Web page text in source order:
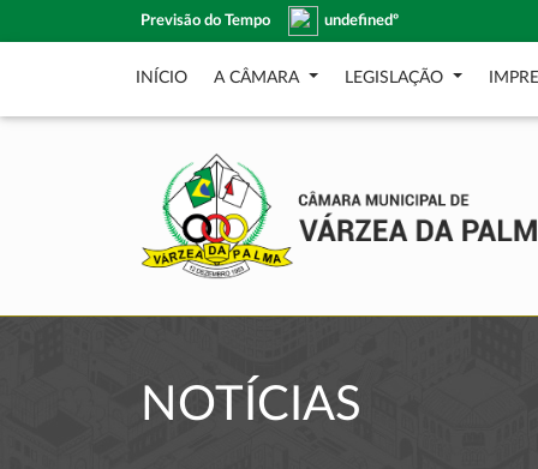
Previsão do Tempo undefinedº
INÍCIO A CÂMARA LEGISLAÇÃO
NOTÍCIAS